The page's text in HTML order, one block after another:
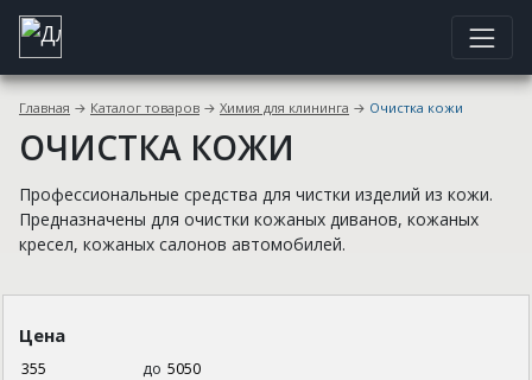
Главная → Каталог товаров → Химия для клининга → Очистка кожи
ОЧИСТКА КОЖИ
Профессиональные средства для чистки изделий из кожи.
Предназначены для очистки кожаных диванов, кожаных
кресел, кожаных салонов автомобилей.
Цена
до